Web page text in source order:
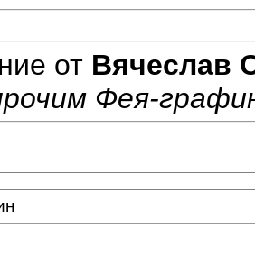
от Вячеслав
Фея-